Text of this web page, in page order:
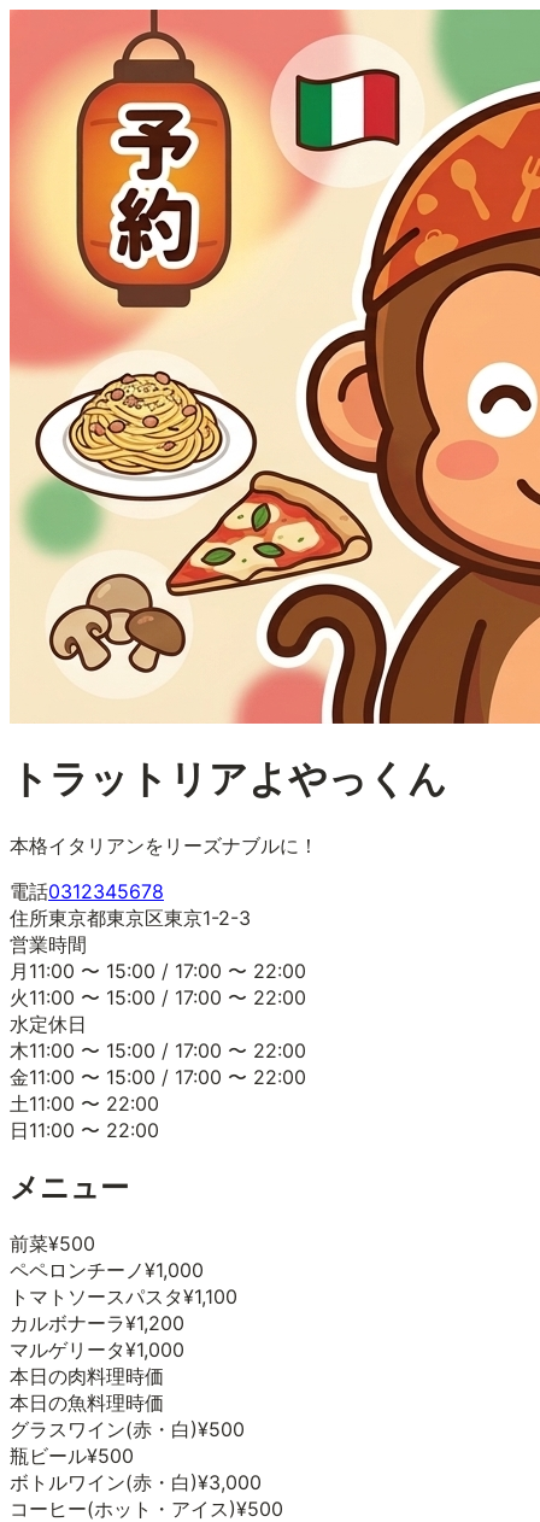
トラットリアよやっくん
本格イタリアンをリーズナブルに！
電話0312345678
住所東京都東京区東京1-2-3
営業時間
月 11:00 〜 15:00 / 17:00 〜 22:00
火11:00 〜 15:00 / 17:00 〜 22:00
水定休日
木11:00 〜 15:00 / 17:00 〜 22:00
金11:00 〜 15:00 / 17:00 〜 22:00
土11:00 〜 22:00
日11:00 〜 22:00
メニュー
前菜¥500
ペペロンチーノ¥1,000
トマトソースパスタ¥1,100
カルボナーラ¥1,200
マルゲリータ¥1,000
本日の肉料理時価
本日の魚料理時価
グラスワイン(赤・白)¥500
瓶ビール¥500
ボトルワイン(赤・白)¥3,000
コーヒー(ホット・アイス)¥500